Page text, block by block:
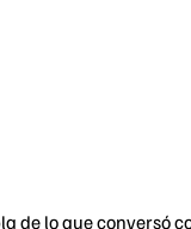
de lo que conversó